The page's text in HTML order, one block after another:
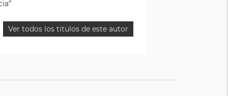
Ver todos los titulos de este autor